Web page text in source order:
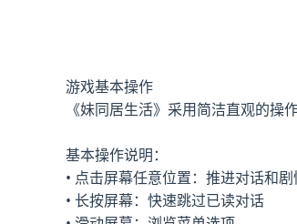
游戏基本操作
《妹同居生活》采用简洁直观的操
基本操作说明：
• 点击屏幕任意位置：推进对话和
• 长按屏幕：快速跳过已读对话